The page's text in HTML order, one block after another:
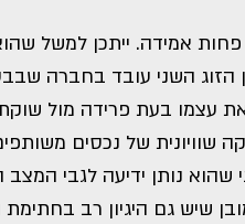
אמידה. ייתכן למשל
הזוג השני עובד בחברה
עצמו בעת פרידה מול
שוויונית של נכסים
נותן ידיעה לגבי המצב
שיש גם היגיון רב בחתימת